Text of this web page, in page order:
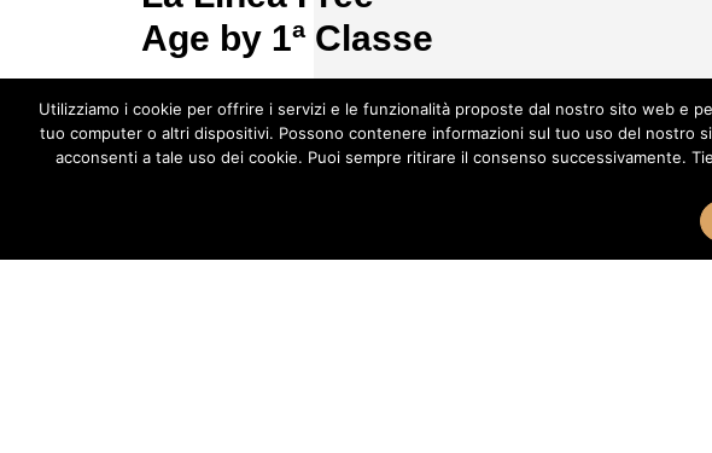
Age by 1ª Classe
è rigorosamente testata per
certificare l'alta qualità dei prodotti
Utilizziamo i cookie per offrire i servizi e le funzionalità proposte dal nostro sito web e
tuo computer o altri dispositivi. Possono contenere informazioni sul tuo uso del nostro
acconsenti a tale uso dei cookie. Puoi sempre ritirare il consenso successivamente.